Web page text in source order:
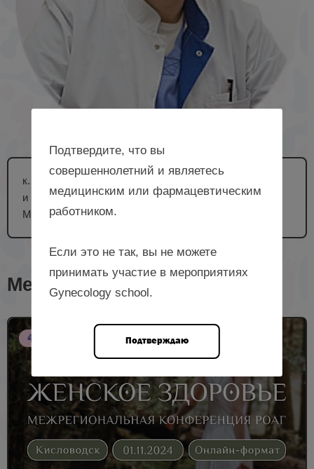
к. м. н., доцент, доцент кафедры акушерства
и гинекологии № 1 с курсом ДПО ФГБОУ ВО СтГМУ
Минздрава России, г. Ставрополь
Мероприятия с лектором
4 НМО
Подтвердите, что вы
совершеннолетний и являетесь
медицинским или фармацевтическим
работником.
Если это не так, вы не можете
принимать участие в мероприятиях
Gynecology school.
Подтверждаю